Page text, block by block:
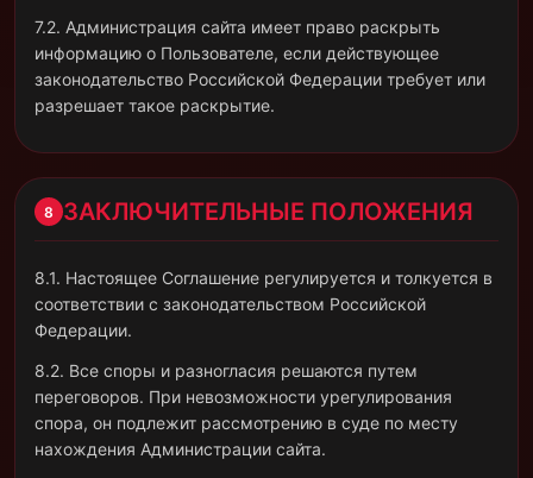
7.2. Администрация сайта имеет право раскрыть
информацию о Пользователе, если действующее
законодательство Российской Федерации требует или
разрешает такое раскрытие.
8 ЗАКЛЮЧИТЕЛЬНЫЕ ПОЛОЖЕНИЯ
8.1. Настоящее Соглашение регулируется и толкуется в
соответствии с законодательством Российской
Федерации.
8.2. Все споры и разногласия решаются путем
переговоров. При невозможности урегулирования
спора, он подлежит рассмотрению в суде по месту
нахождения Администрации сайта.